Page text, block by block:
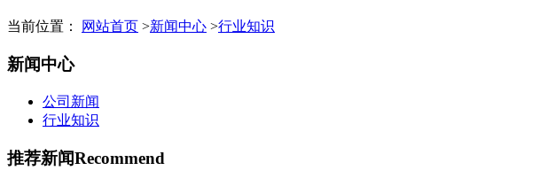
当前位置： 网站首页 >新闻中心 >行业知识
新闻中心
公司新闻
行业知识
推荐新闻Recommend